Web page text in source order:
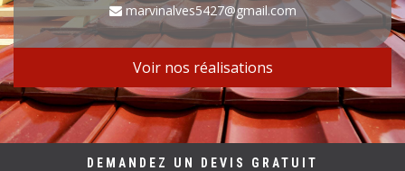
marvinalves5427@gmail.com
Voir nos réalisations
DEMANDEZ UN DEVIS GRATUIT